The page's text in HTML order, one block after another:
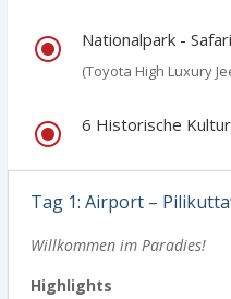
\ Nationalpark -
(Toyota High Luxury
\ 6 Historische
Tag 1: Airport –
Willkommen im Paradies!
Highlights